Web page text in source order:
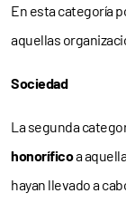
En esta categoría
aquellas
Sociedad
La segunda
honoríficoa
hayan llevado a